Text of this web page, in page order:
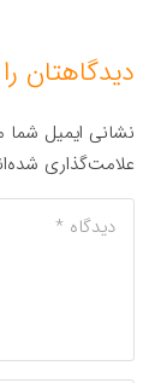
دیدگاهتان
نشانی ایمیل
علامت‌گذاری